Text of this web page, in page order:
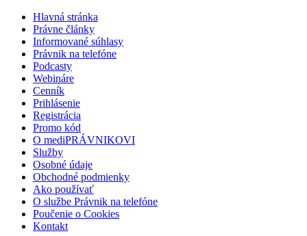
Hlavná stránka
Právne články
Informované súhlasy
Právnik na telefóne
Podcasty
Webináre
Cenník
Prihlásenie
Registrácia
Promo kód
O mediPRÁVNIKOVI
Služby
Osobné údaje
Obchodné podmienky
Ako používať
O službe Právnik na telefóne
Poučenie o Cookies
Kontakt